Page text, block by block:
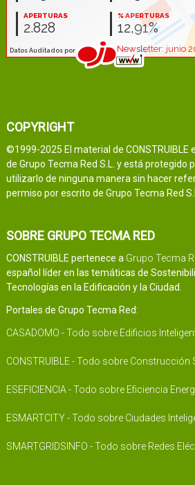
COPYRIGHT
©1999-2025 El material de CONSTRUIBLE
de Grupo Tecma Red S.L. y está protegido
utilizarlo de ninguna manera sin hacer
permiso por escrito de Grupo Tecma Red
SOBRE GRUPO TECMA RED
CONSTRUIBLE pertenece a Grupo Tecma
español líder en las temáticas de
Tecnologías en la Edificación y la Ciudad.
Portales de Grupo Tecma Red:
CASADOMO - Todo sobre Edificios
CONSTRUIBLE - Todo sobre Construcción
ESEFICIENCIA - Todo sobre Eficiencia
ESMARTCITY - Todo sobre Ciudades
SMARTGRIDSINFO - Todo sobre Redes